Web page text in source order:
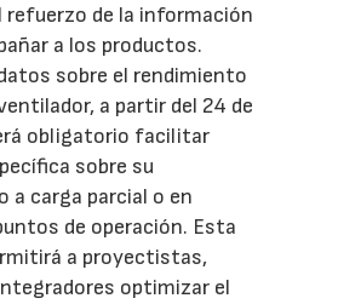
refuerzo de la información
a los productos.
sobre el rendimiento
a partir del 24 de
obligatorio facilitar
sobre su
carga parcial o en
de operación. Esta
a proyectistas,
optimizar el